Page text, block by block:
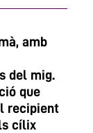
amb
del mig.
que
recipient
cílix